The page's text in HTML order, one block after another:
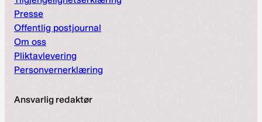
Presse
Offentlig postjournal
Om oss
Pliktavlevering
Personvernerklæring
Ansvarlig redaktør